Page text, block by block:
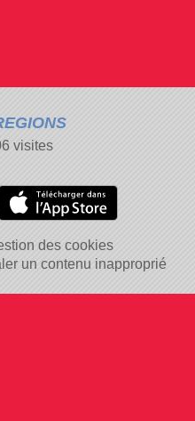
visites
des cookies
un contenu inapproprié